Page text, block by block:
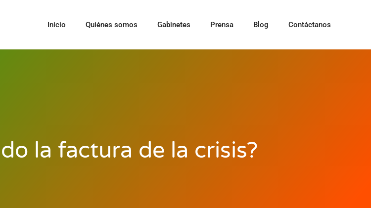
Inicio Quiénes somos Gabinetes Prensa Blog Contáctanos
la factura de la crisis?